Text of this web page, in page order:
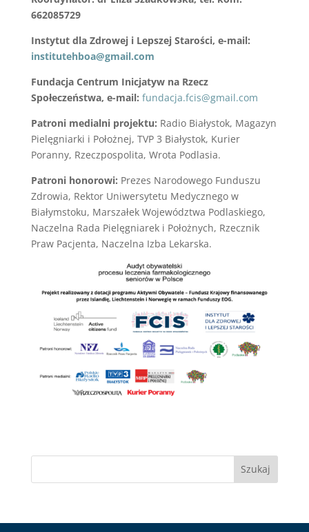
662085729
Instytut dla Zdrowej i Lepszej Starości, e-mail:
institutehboa@gmail.com
Fundacja Centrum Inicjatyw na Rzecz
Społeczeństwa, e-mail: fundacja.fcis@gmail.com
Patroni medialni projektu: Radio Białystok, Magazyn
Pielęgniarki i Położnej, TVP 3 Białystok, Kurier
Poranny, Rzeczpospolita, Wrota Podlasia.
Patroni honorowi: Prezes Narodowego Funduszu
Zdrowia, Rektor Uniwersytetu Medycznego w
Białymstoku, Marszałek Województwa Podlaskiego,
Naczelna Rada Pielęgniarek i Położnych, Rzecznik
Praw Pacjenta, Naczelna Izba Lekarska.